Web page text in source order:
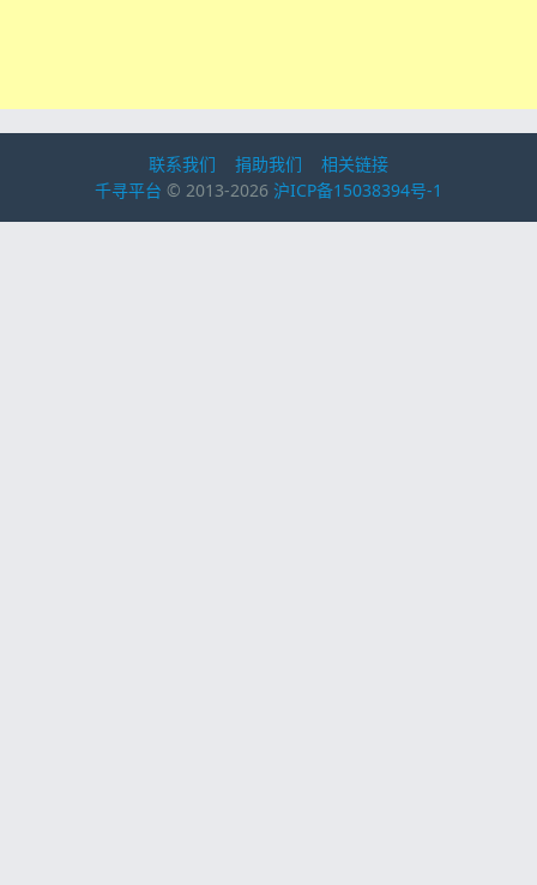
联系我们 捐助我们
相关链接
千寻平台 © 2013-2026 沪ICP备15038394号-1